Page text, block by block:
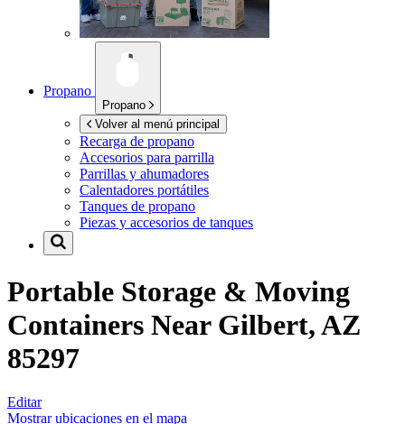
Propano
Propano
Volver al menú principal
Recarga de propano
Accesorios para parrilla
Parrillas y ahumadores
Calentadores portátiles
Tanques de propano
Piezas y accesorios de tanques
Portable Storage & Moving
Containers Near Gilbert, AZ
85297
Editar
Mostrar ubicaciones en el mapa